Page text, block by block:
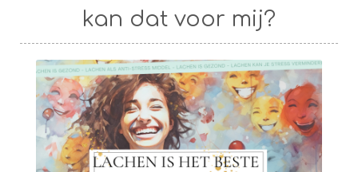
kan dat voor mij?